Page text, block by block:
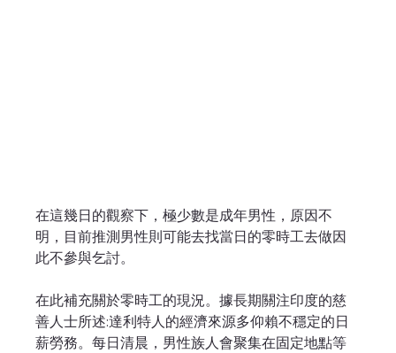
在這幾日的觀察下，極少數是成年男性，原因不
明，目前推測男性則可能去找當日的零時工去做因
此不參與乞討。
在此補充關於零時工的現況。據長期關注印度的慈
善人士所述:達利特人的經濟來源多仰賴不穩定的日
薪勞務。每日清晨，男性族人會聚集在固定地點等